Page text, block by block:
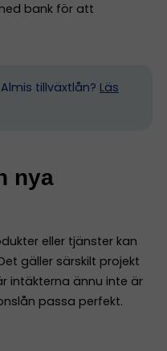
bank för att
tillväxtlån? Läs
nya
eller tjänster kan
gäller särskilt projekt
intäkterna ännu inte är
passa perfekt.